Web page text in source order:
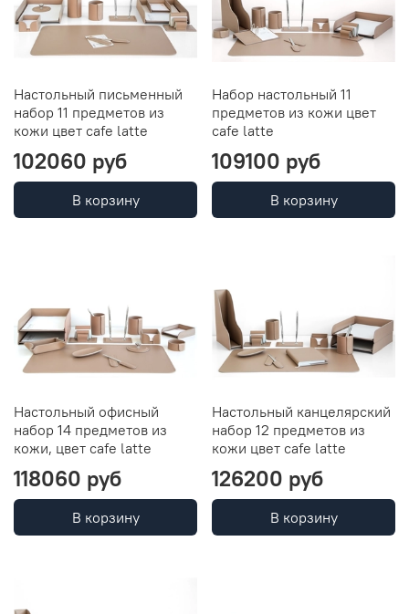
Настольный письменный
набор 11 предметов из
кожи цвет cafe latte
102060 руб
В корзину
Набор настольный 11
предметов из кожи цвет
cafe latte
109100 руб
В корзину
Настольный офисный
набор 14 предметов из
кожи, цвет cafe latte
118060 руб
В корзину
Настольный канцелярский
набор 12 предметов из
кожи цвет cafe latte
126200 руб
В корзину